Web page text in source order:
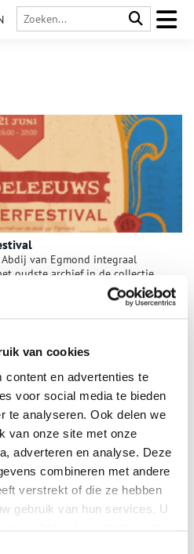
van cookies
content en advertenties te
voor social media te bieden
te analyseren. Ook delen we
van onze site met onze
adverteren en analyse. Deze
combineren met andere
verstrekt of die ze hebben
gebruik van hun services. U
van Egmond integraal
oudste archief in de collectie
online te raadplegen. Om de
te vieren, organiseert het
Zet het in je
workshops.
Archief gedigitaliseerd
van het Noord-Hollands
toegankelijk. De integrale